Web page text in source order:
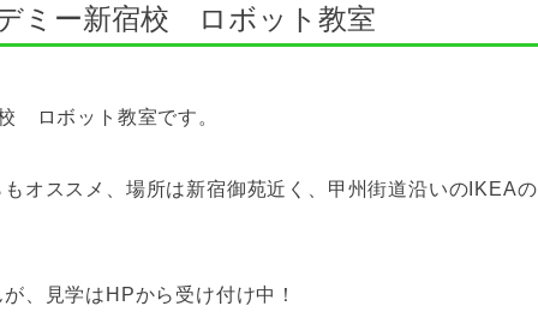
ミー新宿校 ロボット教室
ロボット教室です。
オススメ、場所は新宿御苑近く、甲州街道沿いのIKEAの
、見学はHPから受け付け中！